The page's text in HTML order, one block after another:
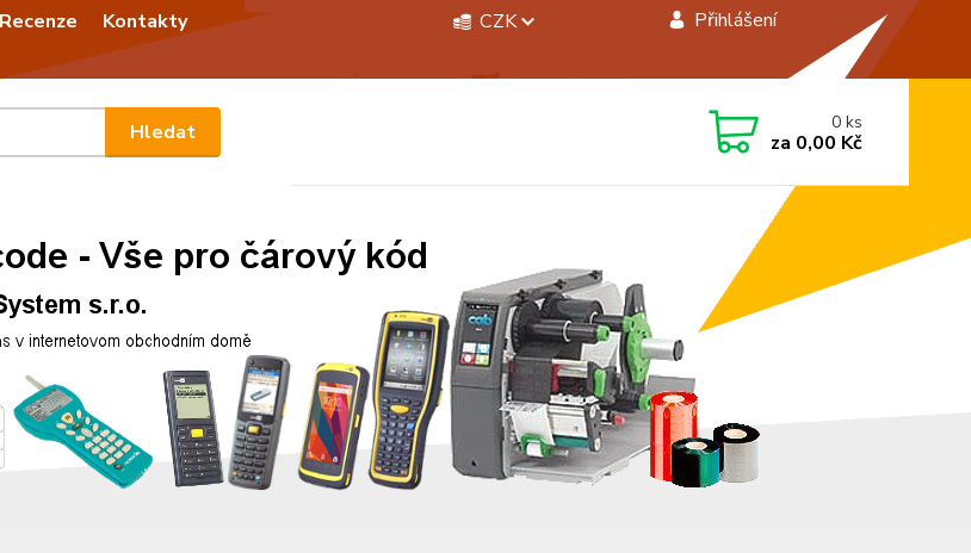
Recenze Kontakty CZK Přihlášení
Hledat 0ks
za 0,00 Kč